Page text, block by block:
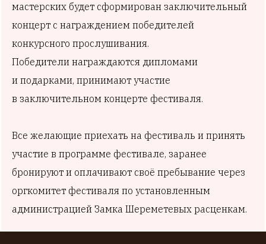
мастерских будет сформирован заключительный
концерт с награждением победителей
конкурсного прослушивания.
Победители награждаются дипломами
и подарками, принимают участие
в заключительном концерте фестиваля.
Все желающие приехать на фестиваль и принять
участие в программе фестивале, заранее
бронируют и оплачивают своё пребывание через
оргкомитет фестиваля по установленным
администрацией Замка Шереметевых расценкам.